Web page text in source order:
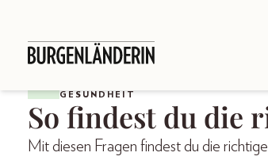
GESUNDHEIT
So findest du die
Mit diesen Fragen findest du die